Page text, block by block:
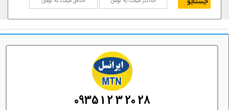
0935 1 2 3 20 28